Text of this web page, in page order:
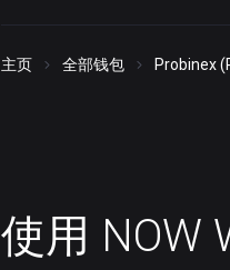
主页 全部钱包 Probinex
使用 NOW